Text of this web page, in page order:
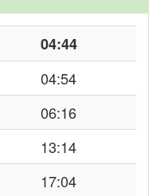
04:44
04:54
06:16
13:14
17:04